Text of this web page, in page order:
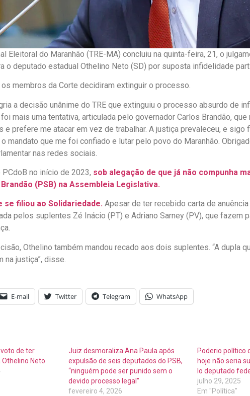
Eleitoral do Maranhão (TRE-MA) concluiu na quinta-feira, 21, o
o deputado estadual Othelino Neto (SD) por suposta infidelidade
os membros da Corte decidiram extinguir o processo.
a decisão unânime do TRE que extinguiu o processo absurdo de
mais uma tentativa, articulada pelo governador Carlos Brandão, que
e prefere me atacar em vez de trabalhar. A justiça prevaleceu, e sigo
o mandato que me foi confiado e lutar pelo povo do Maranhão.
nas redes sociais.
no início de 2023, sob alegação de que já não compunha
(PSB) na Assembleia Legislativa.
se filiou ao Solidariedade. Apesar de ter recebido carta de
pelos suplentes Zé Inácio (PT) e Adriano Sarney (PV), que fazem
Othelino também mandou recado aos dois suplentes. “A dupla
na justiça”, disse.
E-mail Twitter Telegram WhatsApp
de ter
Neto
Juiz desmoraliza Ana Paula após
expulsão de seis deputados do PSB,
“ninguém pode ser punido sem o
devido processo legal”
fevereiro 4, 2026
Poderio político
hoje não seria
lo deputado
julho 29, 2025
Em "Política"